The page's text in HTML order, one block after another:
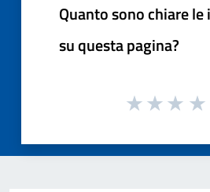
Quanto sono chiare
su questa pagina?